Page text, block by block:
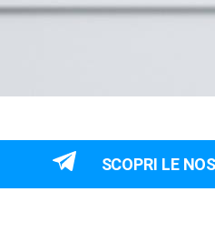
SCOPRI LE